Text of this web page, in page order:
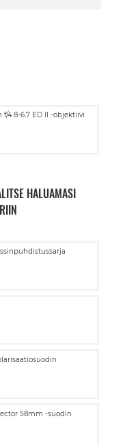
f/4.8-6.7 ED II -objektiivi
HALUAMASI
58mm -suodin